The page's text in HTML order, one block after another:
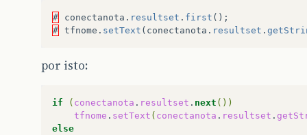
# conectanota . resultset . first ();
# tfnome . setText ( conectanota . resultset .
por isto:
if ( conectanota . resultset . next ())
tfnome . setText ( conectanota . resultset .
else